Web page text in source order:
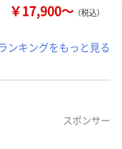
￥17,900～ （税込）
ンキングをもっと見る
スポンサー